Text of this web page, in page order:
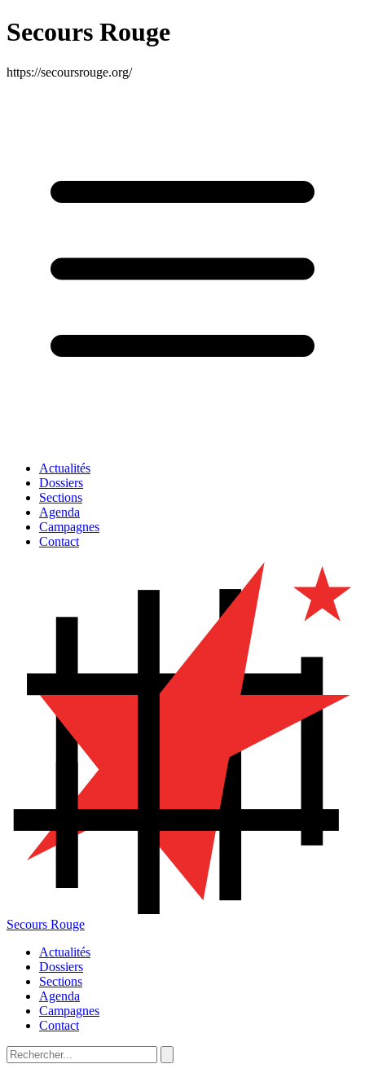
Secours Rouge
https://secoursrouge.org/
Actualités
Dossiers
Sections
Agenda
Campagnes
Contact
Secours Rouge
Actualités
Dossiers
Sections
Agenda
Campagnes
Contact